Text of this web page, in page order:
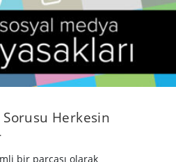
Sorusu Herkesin
bir parçası olarak